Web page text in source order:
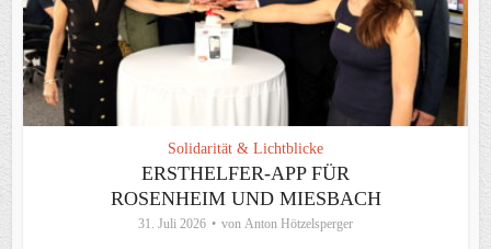
Solidarität & Lichtblicke
ERSTHELFER-APP FÜR
ROSENHEIM UND MIESBACH
31. Juli 2026 von Anton Hötzelsperger